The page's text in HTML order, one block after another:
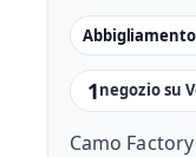
1negozio su
Camo